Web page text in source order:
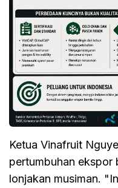
Ketua Vinafruit
pertumbuhan ekspor
lonjakan musiman.